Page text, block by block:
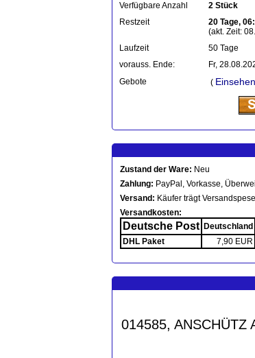
Verfügbare Anzahl
2 Stück
Restzeit
20 Tage,
(akt. Zeit:
Laufzeit
50 Tage
vorauss. Ende:
Fr,
Gebote
( Einsehen
Zustand der Ware: Neu
Zahlung: PayPal, Vorkasse,
Versand: Käufer trägt
Versandkosten:
Deutsche Post Deutschland
DHL Paket
7,90 EUR
014585, ANSCHÜTZ